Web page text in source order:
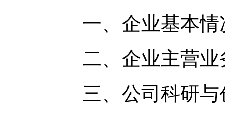
一、企业基本情
二、企业主营业务
三、公司科研与创